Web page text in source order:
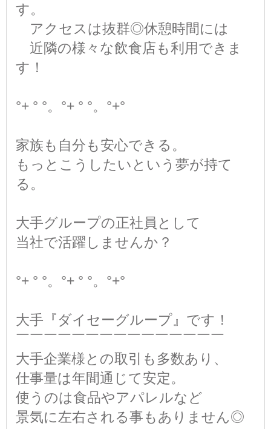
す。
アクセスは抜群◎休憩時間には
近隣の様々な飲食店も利用できま
す！
°+ ° °。°+ ° °。°+°
家族も自分も安心できる。
もっとこうしたいという夢が持て
る。
大手グループの正社員として
当社で活躍しませんか？
°+ ° °。°+ ° °。°+°
大手『ダイセーグループ』です！
￣￣￣￣￣￣￣￣￣￣￣￣￣￣￣
大手企業様との取引も多数あり、
仕事量は年間通じて安定。
使うのは食品やアパレルなど
景気に左右される事もありません◎